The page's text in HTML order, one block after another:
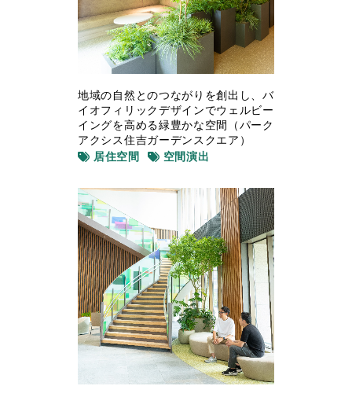
地域の自然とのつながりを創出し、バ
イオフィリックデザインでウェルビー
イングを高める緑豊かな空間（パーク
アクシス住吉ガーデンスクエア）
居住空間
空間演出